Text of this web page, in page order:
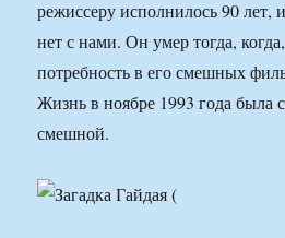
режиссеру исполнилось 90 лет,
нет с нами. Он умер тогда, когда,
потребность в его смешных
Жизнь в ноябре 1993 года была
смешной.